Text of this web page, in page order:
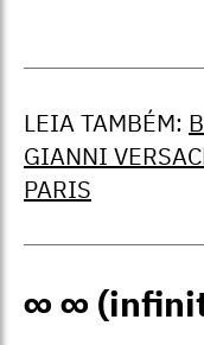
LEIA TAMBÉM:
GIANNI
PARIS
∞ ∞